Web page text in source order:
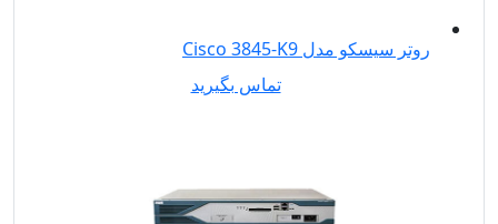
روتر سیسکو مدل Cisco 3845-K9
تماس بگیرید